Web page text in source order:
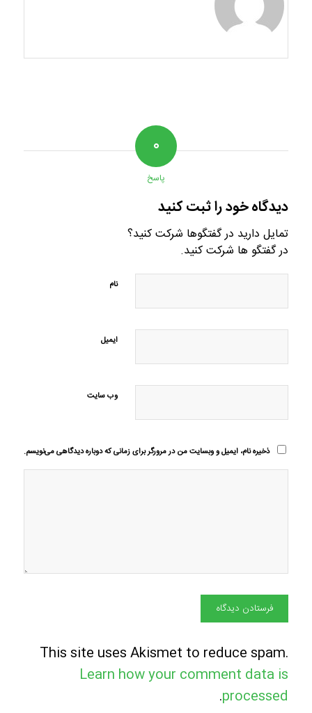
۰
پاسخ
دیدگاه خود را ثبت کنید
تمایل دارید در گفتگوها شرکت کنید؟
در گفتگو ها شرکت کنید.
نام
ایمیل
وب‌ سایت
ذخیره نام، ایمیل و وبسایت من در مرورگر برای زمانی که دوباره دیدگاهی می‌نویسم.
This site uses Akismet to reduce spam.
Learn how your comment data is
processed
.